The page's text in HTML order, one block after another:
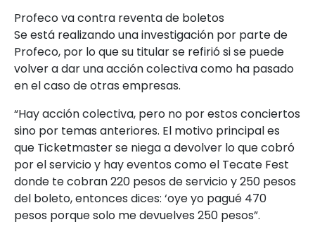
Profeco va contra reventa de boletos
Se está realizando una investigación por parte de
Profeco, por lo que su titular se refirió si se puede
volver a dar una acción colectiva como ha pasado
en el caso de otras empresas.
“Hay acción colectiva, pero no por estos conciertos
sino por temas anteriores. El motivo principal es
que Ticketmaster se niega a devolver lo que cobró
por el servicio y hay eventos como el Tecate Fest
donde te cobran 220 pesos de servicio y 250 pesos
del boleto, entonces dices: ‘oye yo pagué 470
pesos porque solo me devuelves 250 pesos”.